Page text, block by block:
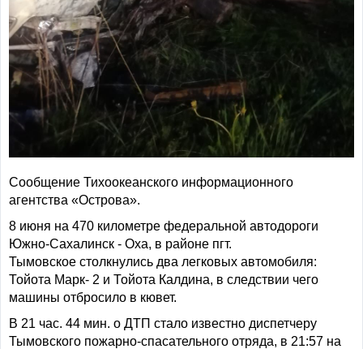
Сообщение Тихоокеанского информационного
агентства «Острова».
8 июня на 470 километре федеральной автодороги
Южно-Сахалинск - Оха, в районе пгт.
Тымовское столкнулись два легковых автомобиля:
Тойота Марк- 2 и Тойота Калдина, в следствии чего
машины отбросило в кювет.
В 21 час. 44 мин. о ДТП стало известно диспетчеру
Тымовского пожарно-спасательного отряда, в 21:57 на